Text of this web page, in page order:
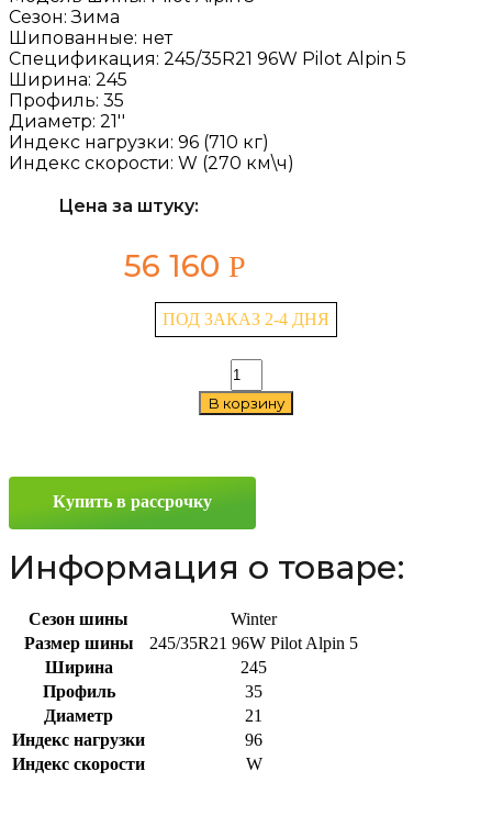
Сезон:Зима
Шипованные: нет
Спецификация: 245/35R21 96W Pilot Alpin 5
Ширина: 245
Профиль: 35
Диаметр: 21''
Индекс нагрузки: 96 (710 кг)
Индекс скорости: W (270 км\ч)
Цена за штуку:
56 160 Р
ПОД ЗАКАЗ 2-4 ДНЯ
Количество
товара
Michelin
245/35
96W
В корзину
Купить в рассрочку
Информация о товаре:
Сезон шины
Winter
Размер шины
245/35R21 96W Pilot Alpin 5
Ширина
245
Профиль
35
Диаметр
21
Индекс нагрузки
96
Индекс скорости
W